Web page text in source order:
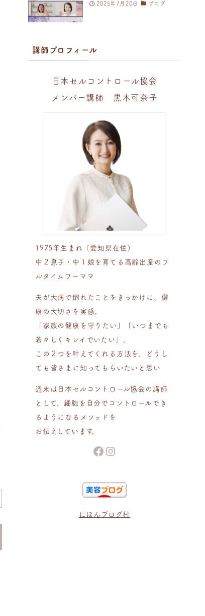
2025年7月20日 ブログ
講師プロフィール
日本セルコントロール協会
メンバー講師 黒木可奈子
1975年生まれ（愛知県在住）
中２息子・中１娘を育てる高齢出産のフ
ルタイムワーママ
夫が大病で倒れたことをきっかけに、健
康の大切さを実感。
「家族の健康を守りたい」「いつまでも
若々しくキレイでいたい」。
この２つを叶えてくれる方法を、どうし
ても皆さまに知ってもらいたいと思い
週末は日本セルコントロール協会の講師
として、細胞を自分でコントロールでき
るようになるメソッドを
お伝えしています。
Facebook
Instagram
にほんブログ村